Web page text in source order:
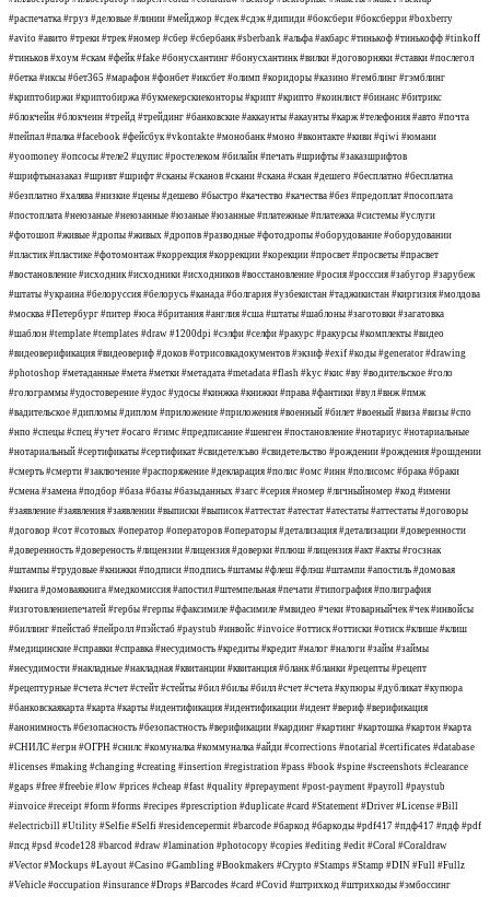
#распечатка #груз #деловые #линии #мейджор #сдек #сдэк #дипиди #боксбери #боксберри #boxberry
#avito #авито #треки #трек #номер #сбер #сбербанк #sberbank #альфа #акбарс #тинькоф #тинькофф #tinkoff
#тиньков #хоум #скам #фейк #fake #бонусхантинг #бонусхантинк #вилки #договорняки #ставки #послегол
#бетка #иксы #бет365 #марафон #фонбет #иксбет #олимп #коридоры #казино #гемблинг #гэмблинг
#криптобиржи #криптобиржа #букмекерскиеконторы #крипт #крипто #коинлист #бинанс #битрикс
#блокчейн #блокчеин #трейд #трейдинг #банковские #аккаунты #акаунты #карж #телефония #авто #почта
#пейпал #палка #facebook #фейсбук #vkontakte #монобанк #моно #вконтакте #киви #qiwi #юмани
#yoomoney #опсосы #теле2 #цупис #ростелеком #билайн #печать #шрифты #заказшрифтов
#шрифтыназаказ #шривт #шрифт #сканы #сканов #скани #скана #скан #дешего #бесплатно #бесплатна
#безплатно #халява #низкие #цены #дешево #быстро #качество #качества #без #предоплат #посоплата
#постоплата #неюзаные #неюзанные #юзаные #юзанные #платежные #платежка #системы #услуги
#фотошоп #живые #дропы #живых #дропов #разводные #фотодропы #оборудование #оборудовании
#пластик #пластике #фотомонтаж #коррекция #коррекции #корекции #просвет #просветы #прасвет
#востановление #исходник #исходники #исходников #восстановление #росия #росссия #забугор #зарубеж
#штаты #украина #белоруссия #белорусь #канада #болгария #узбекистан #таджикистан #киргизия #молдова
#москва #Петербург #питер #юса #британия #англия #сша #штаты #шаблоны #заготовки #загатовка
#шаблон #template #templates #draw #1200dpi #сэлфи #селфи #ракурс #ракурсы #комплекты #видео
#видеоверификация #видеовериф #доков #отрисовкадокументов #экзиф #exif #коды #generator #drawing
#photoshop #метаданные #мета #метки #метадата #metadata #flash #kyc #кис #ву #водительское #голо
#голограммы #удостоверение #удос #удосы #кинжка #книжки #права #фантики #вул #внж #пмж
#вадительское #дипломы #диплом #приложение #приложения #военный #билет #военый #виза #визы #спо
#нпо #спецы #спец #учет #осаго #гимс #предписание #шенген #постановление #нотариус #нотариальные
#нотариальный #сертификаты #сертификат #свидетелсьво #свидетельство #рождении #рождения #рошдении
#смерть #смерти #заключение #распоряжение #декларация #полис #омс #инн #полисомс #брака #браки
#смена #замена #подбор #база #базы #базыданных #загс #серия #номер #личныйномер #код #имени
#заявление #заявления #заявлении #выписки #выписок #аттестат #атестат #атестаты #аттестаты #договоры
#договор #сот #сотовых #оператор #операторов #операторы #детализация #детализации #доверенности
#доверенность #довереность #лицензии #лицензия #доверки #плюш #лицензия #акт #акты #госзнак
#штампы #трудовые #книжки #подписи #подпись #штамы #флеш #флэш #штампи #апостиль #домовая
#книга #домоваякнига #медкомиссия #апостил #штемпельная #печати #типография #полиграфия
#изготовлениепечатей #гербы #герпы #факсимиле #фасимиле #мвидео #чеки #товарныйчек #чек #инвойсы
#биллинг #пейстаб #пейролл #пэйстаб #paystub #инвойс #invoice #оттиск #оттиски #отиск #клише #клиш
#медицинские #справки #справка #несудимость #кредиты #кредит #налог #налоги #займ #займы
#несудимости #накладные #накладная #квитанции #квитанция #бланк #бланки #рецепты #рецепт
#рецептурные #счета #счет #стейт #стейты #бил #билы #билл #счет #счета #купюры #дубликат #купюра
#банковскаякарта #карта #карты #идентификация #идентификации #идент #вериф #верификация
#анонимность #безопасность #безопастность #верификации #кардинг #картинг #картошка #картон #карта
#СНИЛС #егрн #ОГРН #снилс #комуналка #коммуналка #айди #corrections #notarial #certificates #database
#licenses #making #changing #creating #insertion #registration #pass #book #spine #screenshots #clearance
#gaps #free #freebie #low #prices #cheap #fast #quality #prepayment #post-payment #payroll #paystub
#invoice #receipt #form #forms #recipes #prescription #duplicate #card #Statement #Driver #License #Bill
#electricbill #Utility #Selfie #Selfi #residencepermit #barcode #баркод #баркоды #pdf417 #пдф417 #пдф #pdf
#псд #psd #code128 #barcod #draw #lamination #photocopy #copies #editing #edit #Coral #Coraldraw
#Vector #Mockups #Layout #Casino #Gambling #Bookmakers #Crypto #Stamps #Stamp #DIN #Full #Fullz
#Vehicle #occupation #insurance #Drops #Barcodes #card #Covid #штрихкод #штрихкоды #эмбоссинг